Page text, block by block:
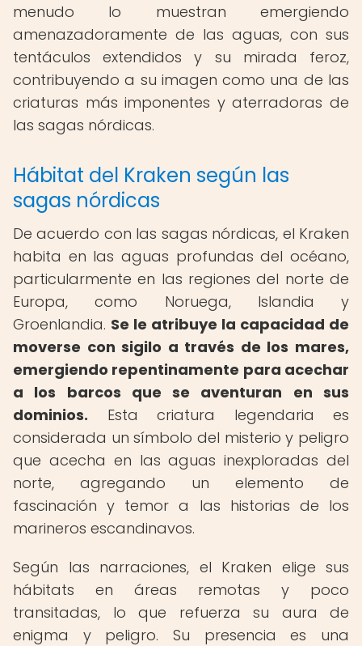
menudo lo muestran emergiendo
amenazadoramente de las aguas, con sus
tentáculos extendidos y su mirada feroz,
contribuyendo a su imagen como una de las
criaturas más imponentes y aterradoras de
las sagas nórdicas.
Hábitat del Kraken según las
sagas nórdicas
De acuerdo con las sagas nórdicas, el Kraken
habita en las aguas profundas del océano,
particularmente en las regiones del norte de
Europa, como Noruega, Islandia y
Groenlandia. Se le atribuye la capacidad de
moverse con sigilo a través de los mares,
emergiendo repentinamente para acechar
a los barcos que se aventuran en sus
dominios. Esta criatura legendaria es
considerada un símbolo del misterio y peligro
que acecha en las aguas inexploradas del
norte, agregando un elemento de
fascinación y temor a las historias de los
marineros escandinavos.
Según las narraciones, el Kraken elige sus
hábitats en áreas remotas y poco
transitadas, lo que refuerza su aura de
enigma y peligro. Su presencia es una